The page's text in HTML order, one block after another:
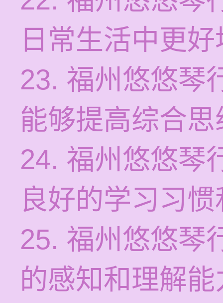
日常生活中更
23. 福州悠悠琴
能够提高综合
24. 福州悠悠琴
良好的学习习
25. 福州悠悠琴
的感知和理解能